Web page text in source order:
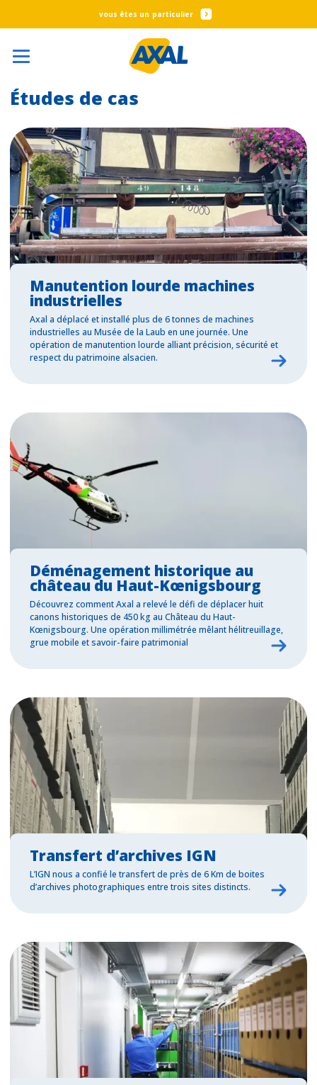
particulier
Études de cas
Manutention lourde machines
industrielles
Axal a déplacé et installé plus de 6 tonnes de machines
industrielles au Musée de la Laub en une journée. Une
opération de manutention lourde alliant précision, sécurité et
respect du patrimoine alsacien.
Déménagement historique au
château du Haut-Kœnigsbourg
Découvrez comment Axal a relevé le défi de déplacer huit
canons historiques de 450 kg au Château du Haut-
Kœnigsbourg. Une opération millimétrée mêlant hélitreuillage,
grue mobile et savoir-faire patrimonial
Transfert d’archives IGN
L’IGN nous a confié le transfert de près de 6 Km de boites
d’archives photographiques entre trois sites distincts.